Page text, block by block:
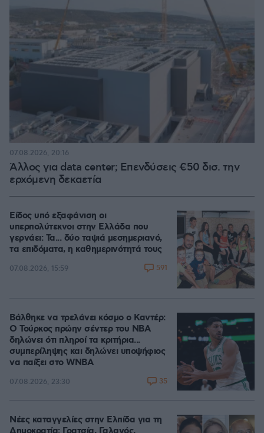
Άλλος για data center; Επενδύσεις €50 δισ. την
ερχόμενη δεκαετία
07.08.2026, 20:16
Είδος υπό εξαφάνιση οι
υπερπολύτεκνοι στην Ελλάδα που
γερνάει: Τα... δύο ταψιά μεσημεριανό,
τα επιδόματα, η καθημερινότητά τους
07.08.2026, 15:59 591
Βάλθηκε να τρελάνει κόσμο ο Καντέρ:
Ο Τούρκος πρώην σέντερ του NBA
δηλώνει ότι πληροί τα κριτήρια...
συμπερίληψης και δηλώνει υποψήφιος
να παίξει στο WNBA
07.08.2026, 23:30 35
Νέες καταγγελίες στην Ελπίδα για τη